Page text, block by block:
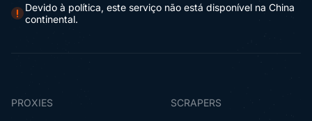
Devido à política, este serviço não está disponível na China
continental.
PROXIES SCRAPERS